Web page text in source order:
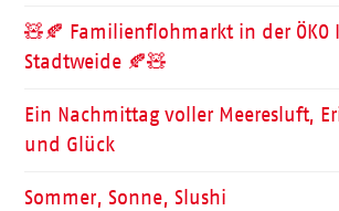
🧸🍂 Familienflohmarkt in der ÖKO
Stadtweide 🍂🧸
Ein Nachmittag voller Meeresluft,
und Glück
Sommer, Sonne, Slushi